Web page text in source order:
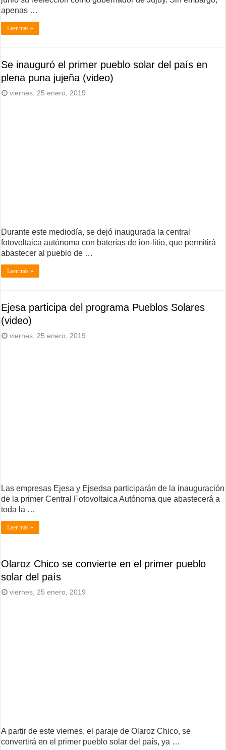
apenas …
Leer más »
Se inauguró el primer pueblo solar del país en
plena puna jujeña (video)
viernes, 25 enero, 2019
Durante este mediodía, se dejó inaugurada la central
fotovoltaica autónoma con baterías de ion-litio, que permitirá
abastecer al pueblo de …
Leer más »
Ejesa participa del programa Pueblos Solares
(video)
viernes, 25 enero, 2019
Las empresas Ejesa y Ejsedsa participarán de la inauguración
de la primer Central Fotovoltaica Autónoma que abastecerá a
toda la …
Leer más »
Olaroz Chico se convierte en el primer pueblo
solar del país
viernes, 25 enero, 2019
A partir de este viernes, el paraje de Olaroz Chico, se
convertirá en el primer pueblo solar del país, ya …